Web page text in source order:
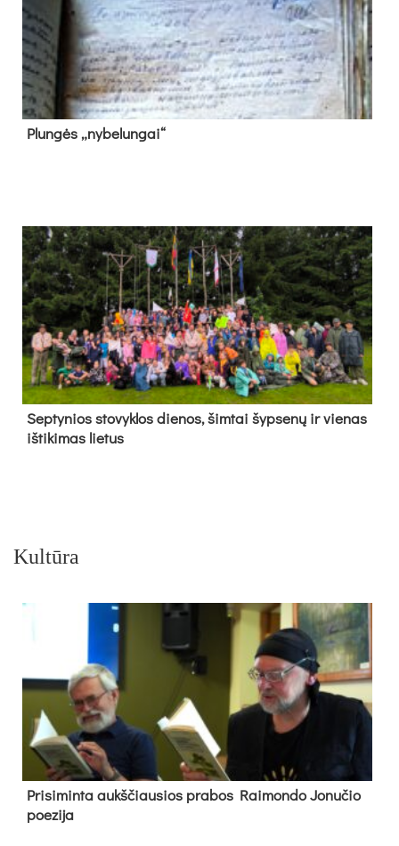
Plun­gės „ny­be­lun­gai“
Sep­ty­nios sto­vyk­los die­nos, šim­tai šyp­se­nų ir vie­nas
iš­ti­ki­mas lie­tus
Kultūra
Pri­si­min­ta aukš­čiau­sios pra­bos Rai­mon­do Jo­nu­čio
poe­zi­ja